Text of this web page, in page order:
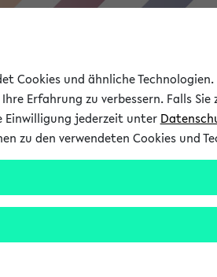
Forschung Studium
Cookies und ähnliche
Erfahrung zu verbessern. Falls
Einwilligung jederzeit unter
zu den verwendeten Cookies und